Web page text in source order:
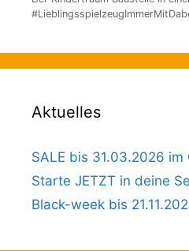
Aktuelles
SALE bis 31.03.2026 im
Starte JETZT in deine
Black-week bis